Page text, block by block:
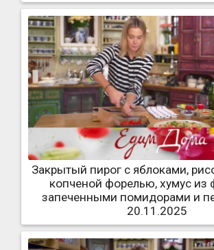
Закрытый пирог с яблоками,
копченой форелью, хумус из
запеченными помидорами и
20.11.2025